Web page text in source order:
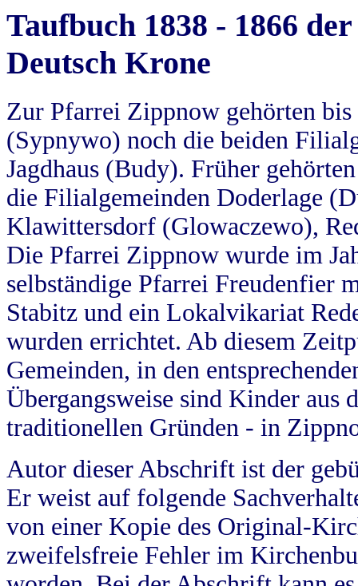
Taufbuch 1838 - 1866
Deutsch Krone
Zur Pfarrei Zippnow gehörten
(Sypnywo) noch die beiden
Jagdhaus (Budy). Früher
die Filialgemeinden Doderlage
Klawittersdorf (Glowaczewo),
Die Pfarrei Zippnow wurde im
selbständige Pfarrei Freudenfier
Stabitz und ein Lokalvikariat
wurden errichtet. Ab diesem
Gemeinden, in den
Übergangsweise sind Kinder aus
traditionellen Gründen - in
Autor dieser Abschrift ist der
Er weist auf folgende
von einer Kopie des Original-
zweifelsfreie Fehler im